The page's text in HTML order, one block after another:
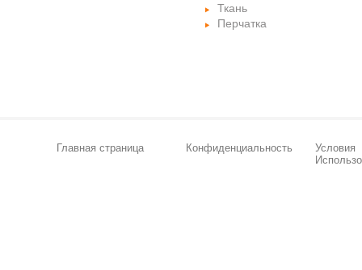
Ткань
Перчатка
Главная страница Конфиденциальность Условия